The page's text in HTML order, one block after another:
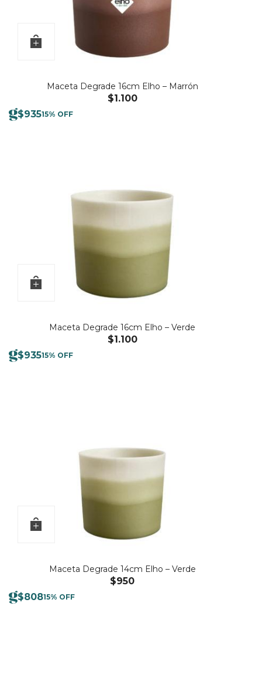
Maceta Degrade 16cm Elho – Marrón
$1.100
$93515% OFF
Maceta Degrade 16cm Elho – Verde
$1.100
$93515% OFF
Maceta Degrade 14cm Elho – Verde
$950
$80815% OFF